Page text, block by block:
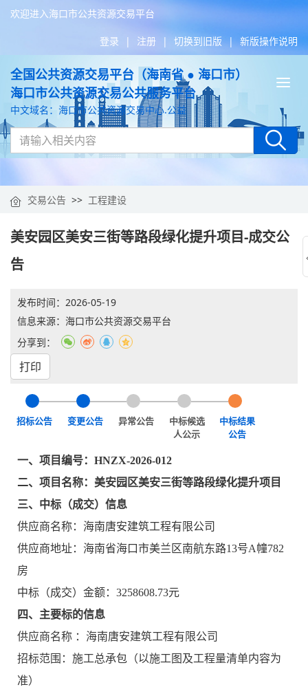
欢迎进入海口市公共资源交易平台
登录 | 注册 | 切换到旧版 | 新版操作说明
全国公共资源交易平台（海南省 ● 海口市）
海口市公共资源交易公共服务平台
中文域名：海口市公共资源交易中心.公益
交易公告 >> 工程建设
美安园区美安三街等路段绿化提升项目-成交公
告
发布时间： 2026-05-19
信息来源：海口市公共资源交易平台
分享到：
打印
招标公告 变更公告 异常公告
中标候选
人公示
中标结果
公告
一、项目编号： HNZX-2026-012
二、项目名称： 美安园区美安三街等路段绿化提升项目
三、中标（成交）信息
供应商名称： 海南唐安建筑工程有限公司
供应商地址： 海南省海口市美兰区南航东路13号A幢782
房
中标（成交）金额： 3258608.73元
四、主要标的信息
供应商名称 ： 海南唐安建筑工程有限公司
招标范围：施工总承包（以施工图及工程量清单内容为
准）